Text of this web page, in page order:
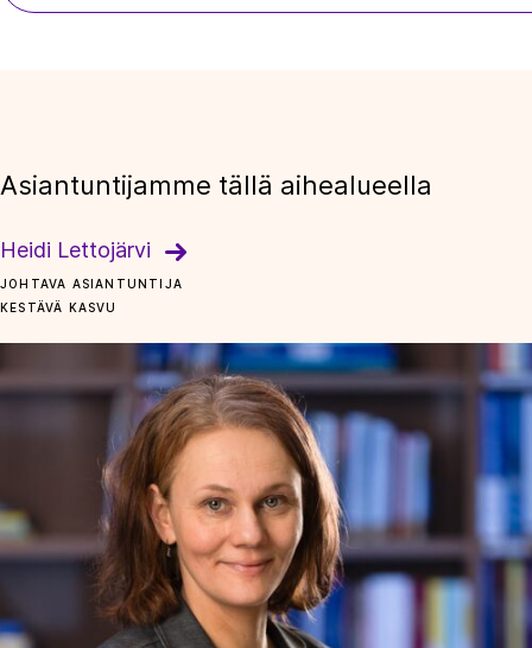
Asiantuntijamme tällä aihealueella
Heidi Lettojärvi
JOHTAVA ASIANTUNTIJA
KESTÄVÄ KASVU